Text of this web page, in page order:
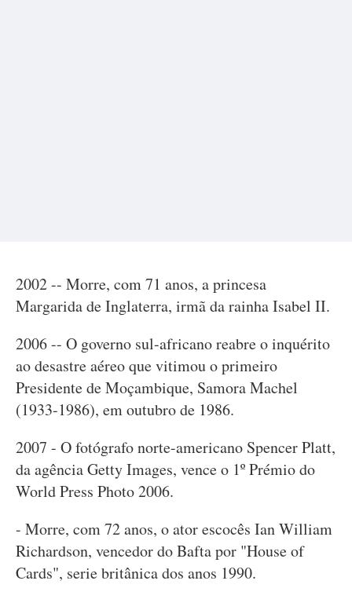
2002 -- Morre, com 71 anos, a princesa
Margarida de Inglaterra, irmã da rainha Isabel II.
2006 -- O governo sul-africano reabre o inquérito
ao desastre aéreo que vitimou o primeiro
Presidente de Moçambique, Samora Machel
(1933-1986), em outubro de 1986.
2007 - O fotógrafo norte-americano Spencer Platt,
da agência Getty Images, vence o 1º Prémio do
World Press Photo 2006.
- Morre, com 72 anos, o ator escocês Ian William
Richardson, vencedor do Bafta por "House of
Cards", serie britânica dos anos 1990.